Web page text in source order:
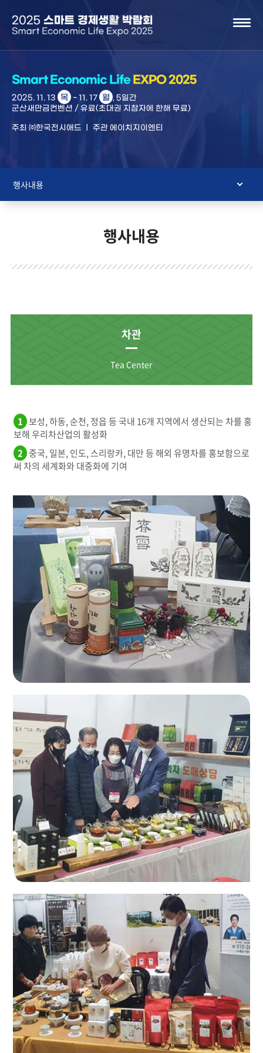
Smart Economic Life EXPO 2025
2025. 11. 13 목 ~ 11. 17 월 , 5일간
군산새만금컨벤션 / 유료(초대권 지참자에 한해 무료)
주최 ㈜한국전시애드 ㅣ 주관 에이치지이엔티
행사내용
행사내용
차관
Tea Center
1 보성, 하동, 순천, 정읍 등 국내 16개 지역에서 생산되는 차를 홍
보해 우리차산업의 활성화
2 중국, 일본, 인도, 스리랑카, 대만 등 해외 유명차를 홍보함으로
써 차의 세계화와 대중화에 기여